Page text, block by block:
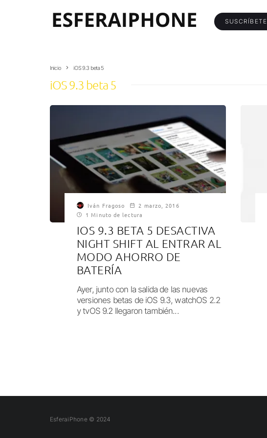
SUSCRÍBETE
Inicio iOS 9.3 beta 5
iOS 9.3 beta 5
Iván Fragoso
2 marzo, 2016
1 Minuto de lectura
IOS 9.3 BETA 5 DESACTIVA
NIGHT SHIFT AL ENTRAR AL
MODO AHORRO DE
BATERÍA
Ayer, junto con la salida de las nuevas
versiones betas de iOS 9.3, watchOS 2.2
y tvOS 9.2 llegaron también...
EsferaiPhone © 2024